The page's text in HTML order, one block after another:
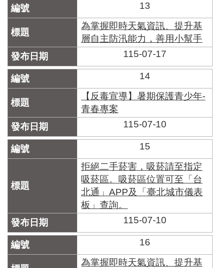
13
為掌握即時天氣資訊、提升基
層自主防汛能力，善用小幫手
115-07-17
14
【反毒宣導】暑期保護青少年-
青春專案
115-07-10
15
拒絕二手菸害，吸菸請至指定
吸菸區。吸菸區位置可至「台
北通」APP及「臺北城市儀表
板」查詢。
115-07-10
16
為掌握即時天氣資訊、提升基